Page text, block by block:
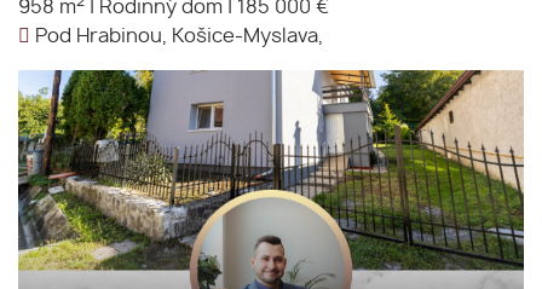
958 m Rodinný dom
185 000 €
Pod Hrabinou, Košice-Myslava,